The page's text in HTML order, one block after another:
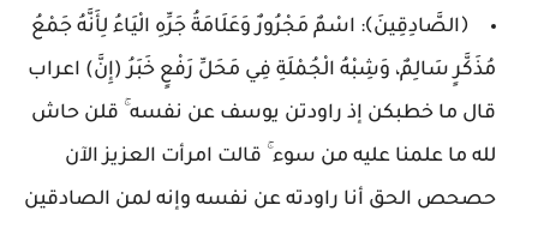
﴿الصَّادِقِينَ﴾: اسْمٌ مَجْرُورٌ وَعَلَامَةُ جَرِّهِ الْيَاءُ لِأَنَّهُ جَمْعُ
مُذَكَّرٍ سَالِمٌ، وَشِبْهُ الْجُمْلَةِ فِي مَحَلِّ رَفْعٍ خَبَرُ (إِنَّ) اعراب
قال ما خطبكن إذ راودتن يوسف عن نفسه ۚ قلن حاش
لله ما علمنا عليه من سوء ۚ قالت امرأت العزيز الآن
حصحص الحق أنا راودته عن نفسه وإنه لمن الصادقين